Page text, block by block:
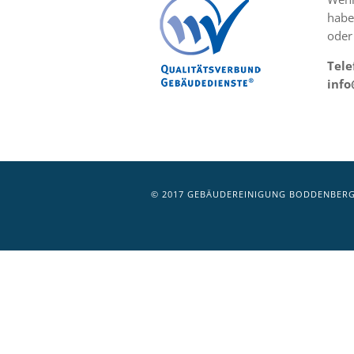
© 2017 GEBÄUDEREINIGUNG